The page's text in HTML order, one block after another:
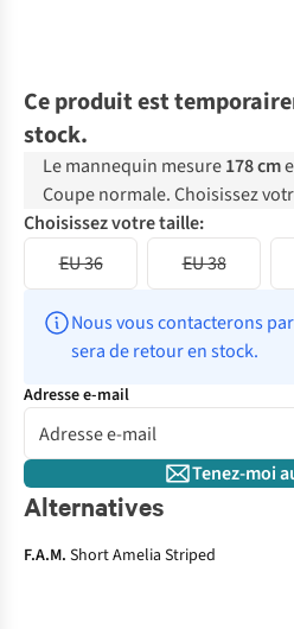
Ce produit est
stock.
Le mannequin mesure178 cm
Coupe normale. Choisissez
Choisissez votre taille:
EU 36
EU 38
Nous vous contacterons
sera de retour en stock.
Adresse e-mail
Tenez-moi
Alternatives
F.A.M. Short Amelia Striped